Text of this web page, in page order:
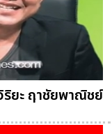
ริยะ ฤาชัยพาณิชย์